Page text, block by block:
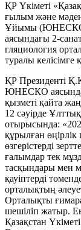
ҚР Үкіметі
ғылым және
Ұйымы (ЮНЕСКО)
аясындағы 2-
гляциология
туралы
ҚР Президенті
ЮНЕСКО
қызметі қайта
12 сәуірде
отырысында:
құрылған
өзгерістерді
ғалымдар тек
тасқындары мен
қауіптерді
орталықтың
Орталықты
шешіліп жатыр.
Қазақстан